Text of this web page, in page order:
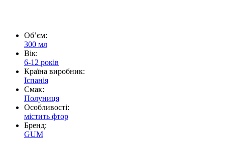
Обʼєм:
300 мл
Вік:
6-12 років
Країна виробник:
Іспанія
Смак:
Полуниця
Особливості:
містить фтор
Бренд:
GUM